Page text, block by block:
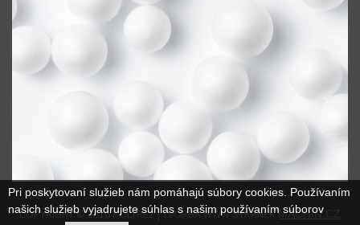
COPYRIGHT © 2016 POLYREZ | TVORBA WWW STRÁNEKMACHIN.CZ
Pri poskytovaní služieb nám pomáhajú súbory cookies. Používaním
našich služieb vyjadrujete súhlas s našim používaním súborov